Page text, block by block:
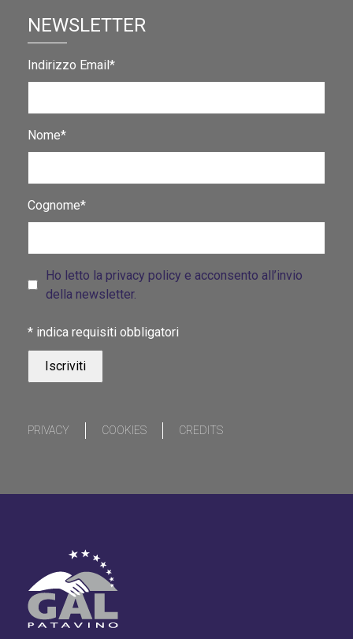
NEWSLETTER
Indirizzo Email*
Nome*
Cognome*
Ho letto la privacy policy e acconsento all’invio
della newsletter.
* indica requisiti obbligatori
PRIVACY COOKIES CREDITS